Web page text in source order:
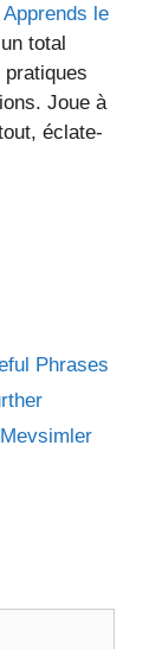
Apprends le
total
pratiques
Joue à
éclate-
Phrases